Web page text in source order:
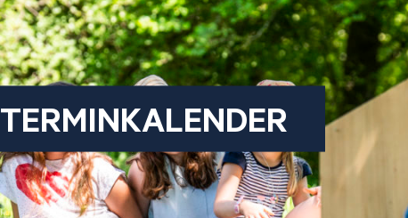
TERMINKALENDER